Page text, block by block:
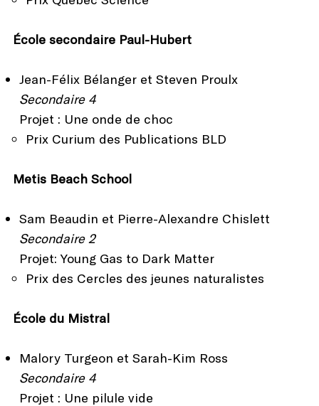
École secondaire Paul-Hubert
Jean-Félix Bélanger et Steven Proulx
Secondaire 4
Projet : Une onde de choc
Prix Curium des Publications BLD
Metis Beach School
Sam Beaudin et Pierre-Alexandre Chislett
Secondaire 2
Projet: Young Gas to Dark Matter
Prix des Cercles des jeunes naturalistes
École du Mistral
Malory Turgeon et Sarah-Kim Ross
Secondaire 4
Projet : Une pilule vide